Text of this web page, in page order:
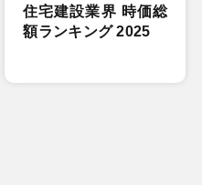
住宅建設業界 時価総
額ランキング 2025